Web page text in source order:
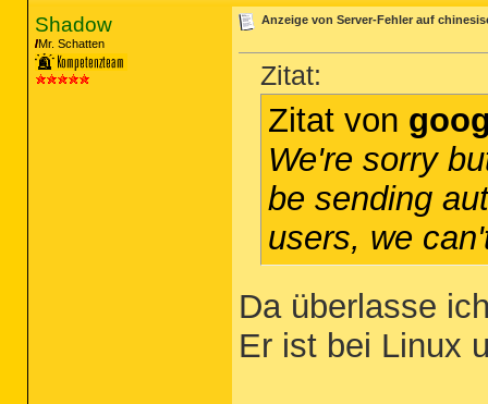
Shadow
Mr. Schatten
Anzeige von Server-Fehler auf
Zitat:
Zitat von
We're sorry
be sending
users, we
Da überlasse
Er ist bei Linux